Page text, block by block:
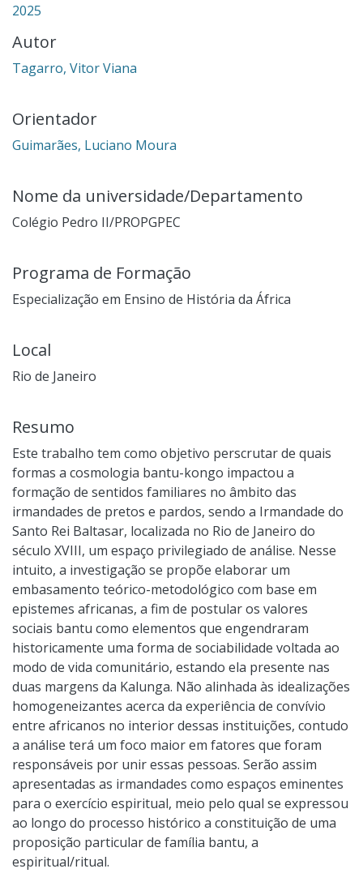
2025
Autor
Tagarro, Vitor Viana
Orientador
Guimarães, Luciano Moura
Nome da universidade/Departamento
Colégio Pedro II/PROPGPEC
Programa de Formação
Especialização em Ensino de História da África
Local
Rio de Janeiro
Resumo
Este trabalho tem como objetivo perscrutar de quais
formas a cosmologia bantu-kongo impactou a
formação de sentidos familiares no âmbito das
irmandades de pretos e pardos, sendo a Irmandade do
Santo Rei Baltasar, localizada no Rio de Janeiro do
século XVIII, um espaço privilegiado de análise. Nesse
intuito, a investigação se propõe elaborar um
embasamento teórico-metodológico com base em
epistemes africanas, a fim de postular os valores
sociais bantu como elementos que engendraram
historicamente uma forma de sociabilidade voltada ao
modo de vida comunitário, estando ela presente nas
duas margens da Kalunga. Não alinhada às idealizações
homogeneizantes acerca da experiência de convívio
entre africanos no interior dessas instituições, contudo
a análise terá um foco maior em fatores que foram
responsáveis por unir essas pessoas. Serão assim
apresentadas as irmandades como espaços eminentes
para o exercício espiritual, meio pelo qual se expressou
ao longo do processo histórico a constituição de uma
proposição particular de família bantu, a
espiritual/ritual.